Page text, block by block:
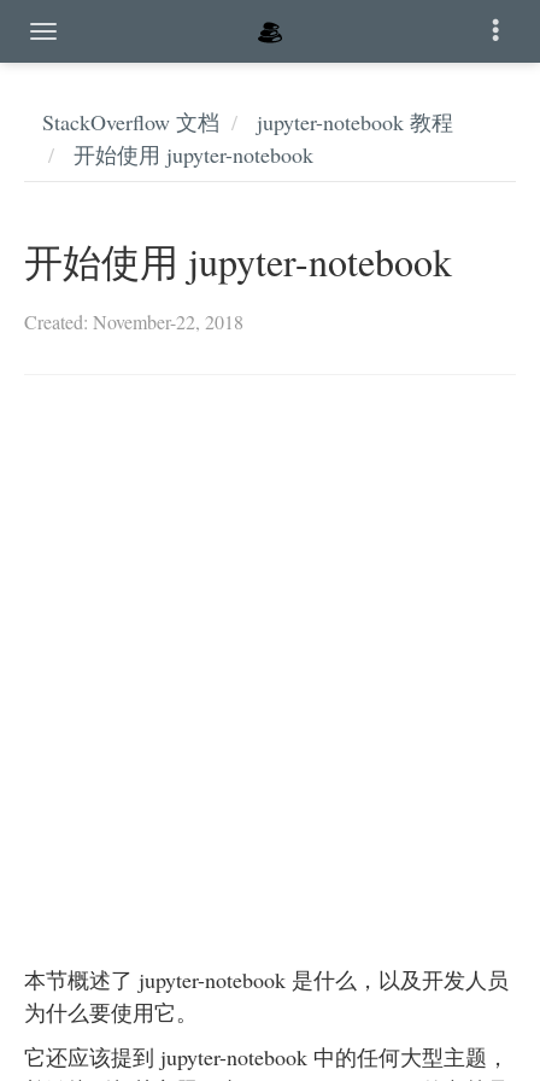
StackOverflow 文档
jupyter-notebook 教程
开始使用 jupyter-notebook
开始使用 jupyter-notebook
Created: November-22, 2018
本节概述了 jupyter-notebook 是什么，以及开发人员
为什么要使用它。
它还应该提到 jupyter-notebook 中的任何大型主题，